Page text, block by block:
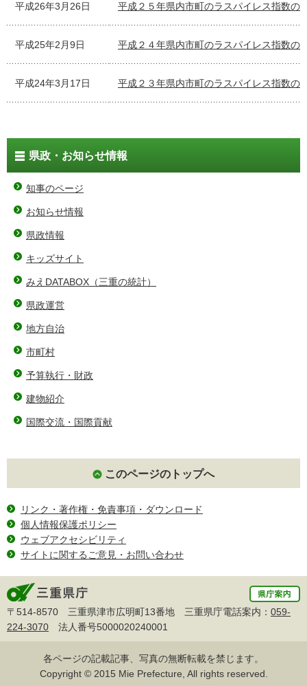
平成26年3月26日 平成２５年県内市町のラスパイレス指数の
平成25年2月9日 平成２４年県内市町のラスパイレス指数の
平成24年3月17日 平成２３年県内市町のラスパイレス指数の
県政・お知らせ情報
知事のページ
お知らせ情報
県政情報
キッズサイト
みえDATABOX（三重の統計）
県政運営
地方自治
市町村
予算執行・財政
建物紹介
国際交流・国際貢献
このページのトップへ
リンク・著作権・免責事項・ダウンロード
個人情報保護ポリシー
ウェブアクセシビリティ
サイトに関するご意見・お問い合わせ
〒514-8570 三重県津市広明町13番地 三重県庁電話案内： 059-
224-3070 法人番号5000020240001
各ページの記載記事、写真の無断転載を禁じます。
Copyright © 2015 Mie Prefecture, All rights reserved.